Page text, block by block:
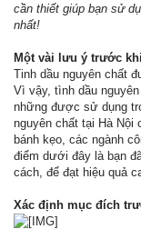
cần thiết giúp bạn sử
nhất!
Một vài lưu ý trước
Tinh dầu nguyên chất
Vì vậy, tình dầu
những được sử dụng
nguyên chất tại Hà Nội
bánh kẹo, các ngành
điểm dưới đây là bạn
cách, để đạt hiệu quả
Xác định mục đích